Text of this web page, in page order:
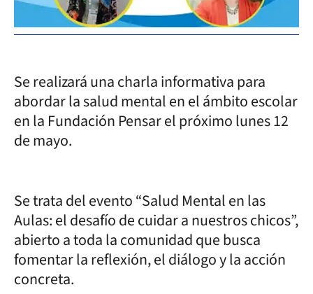
Se realizará una charla informativa para
abordar la salud mental en el ámbito escolar
en la Fundación Pensar el próximo lunes 12
de mayo.
Se trata del evento “Salud Mental en las
Aulas: el desafío de cuidar a nuestros chicos”,
abierto a toda la comunidad que busca
fomentar la reflexión, el diálogo y la acción
concreta.